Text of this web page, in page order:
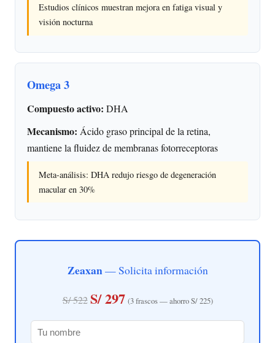
Estudios clínicos muestran mejora en fatiga visual y
visión nocturna
Omega 3
Compuesto activo: DHA
Mecanismo: Ácido graso principal de la retina,
mantiene la fluidez de membranas fotorreceptoras
Meta-análisis: DHA redujo riesgo de degeneración
macular en 30%
Zeaxan— Solicita información
S/ 522 S/ 297 (3 frascos — ahorro S/ 225)